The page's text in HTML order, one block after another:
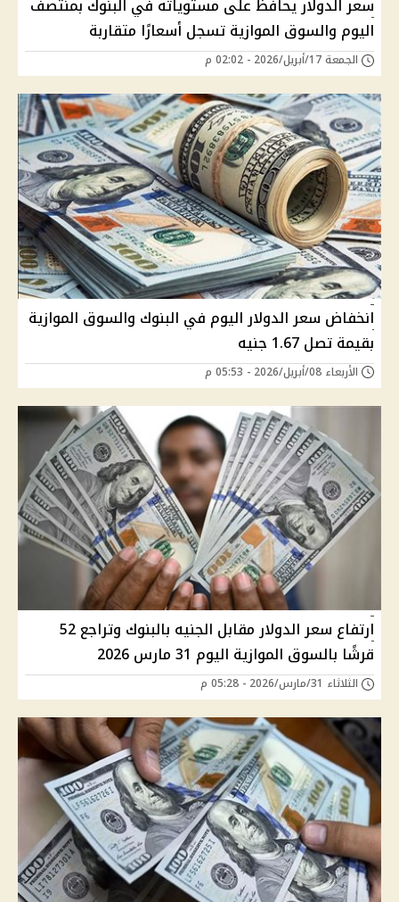
سعر الدولار يحافظ على مستوياته في البنوك بمنتصف
اليوم والسوق الموازية تسجل أسعارًا متقاربة
الجمعة 17/أبريل/2026 - 02:02 م
انخفاض سعر الدولار اليوم في البنوك والسوق الموازية
بقيمة تصل 1.67 جنيه
الأربعاء 08/أبريل/2026 - 05:53 م
ارتفاع سعر الدولار مقابل الجنيه بالبنوك وتراجع 52
قرشًا بالسوق الموازية اليوم 31 مارس 2026
الثلاثاء 31/مارس/2026 - 05:28 م